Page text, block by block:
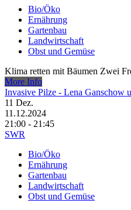
Bio/Öko
Ernährung
Gartenbau
Landwirtschaft
Obst und Gemüse
Klima retten mit Bäumen Zwei
More Info
Invasive Pilze - Lena Ganschow
11 Dez.
11.12.2024
21:00 - 21:45
SWR
Bio/Öko
Ernährung
Gartenbau
Landwirtschaft
Obst und Gemüse